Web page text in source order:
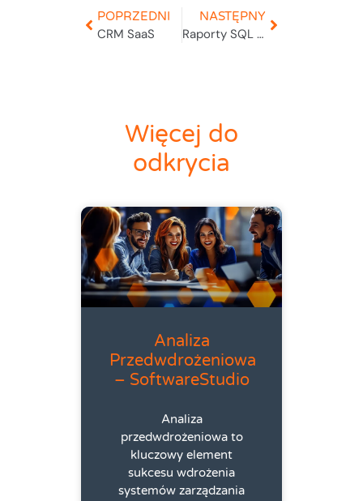
POPRZEDNI
CRM SaaS
NASTĘPNY
Raporty SQL Server
Więcej do
odkrycia
Analiza
Przedwdrożeniowa
– SoftwareStudio
Analiza
przedwdrożeniowa to
kluczowy element
sukcesu wdrożenia
systemów zarządzania